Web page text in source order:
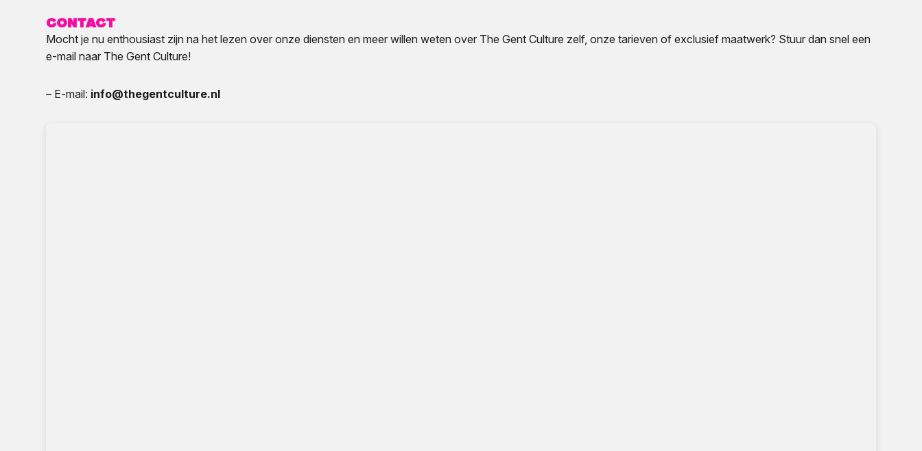
Contact
Mocht je nu enthousiast zijn na het lezen over onze diensten en meer willen weten over The Gent Culture zelf, onze tarieven of exclusief maatwerk? Stuur dan snel een
e-mail naar The Gent Culture!
– E-mail: info@thegentculture.nl